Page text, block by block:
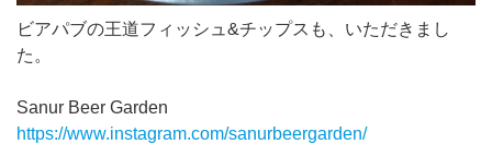
ビアパブの王道フィッシュ&チップスも、いただきまし
た。
Sanur Beer Garden
https://www.instagram.com/sanurbeergarden/